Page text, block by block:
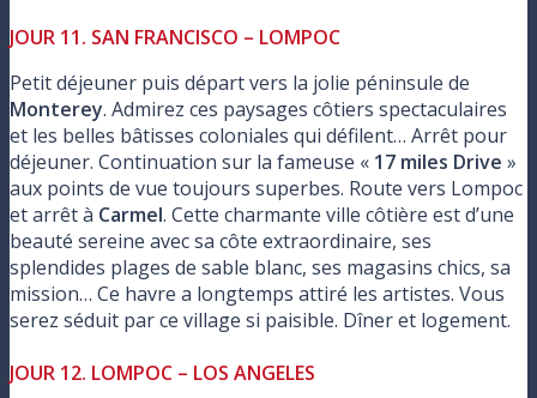
JOUR 11. SAN FRANCISCO – LOMPOC
Petit déjeuner puis départ vers la jolie péninsule de
Monterey. Admirez ces paysages côtiers spectaculaires
et les belles bâtisses coloniales qui défilent… Arrêt pour
déjeuner. Continuation sur la fameuse « 17 miles Drive »
aux points de vue toujours superbes. Route vers Lompoc
et arrêt à Carmel. Cette charmante ville côtière est d’une
beauté sereine avec sa côte extraordinaire, ses
splendides plages de sable blanc, ses magasins chics, sa
mission… Ce havre a longtemps attiré les artistes. Vous
serez séduit par ce village si paisible. Dîner et logement.
JOUR 12. LOMPOC – LOS ANGELES